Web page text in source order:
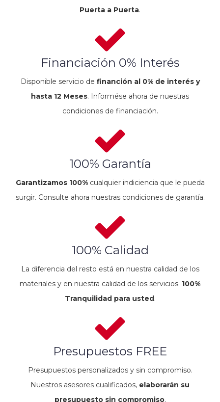
Puerta a Puerta.
Financiación 0% Interés
Disponible servicio de financión al 0% de interés y
hasta 12 Meses. Informése ahora de nuestras
condiciones de financiación.
100% Garantía
Garantizamos 100% cualquier indiciencia que le pueda
surgir. Consulte ahora nuestras condiciones de garantía.
100% Calidad
La diferencia del resto está en nuestra calidad de los
materiales y en nuestra calidad de los servicios. 100%
Tranquilidad para usted.
Presupuestos FREE
Presupuestos personalizados y sin compromiso.
Nuestros asesores cualificados, elaborarán su
presupuesto sin compromiso.